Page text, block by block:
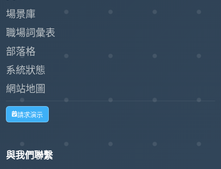
場景庫
職場詞彙表
部落格
系統狀態
網站地圖
請求演示
與我們聯繫